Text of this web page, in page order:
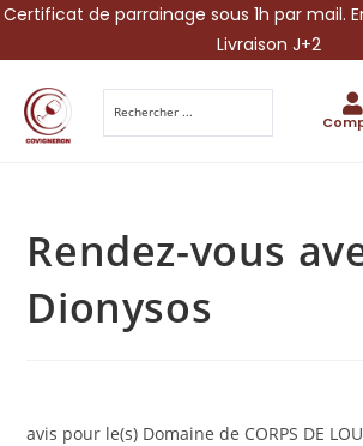
Certificat de parrainage sous 1h par mail.
Livraison J+2
Rendez-vous
Dionysos
avis pour le(s) Domaine de CORPS DE